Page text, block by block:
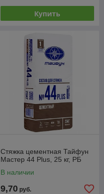
Купить
Стяжка цементная Тайфун
Мастер 44 Plus, 25 кг, РБ
В наличии
9,70 руб.